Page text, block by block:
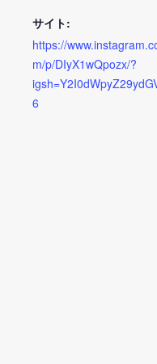
サイト:
https://
m/p/DIyX1wQpozx/?
6